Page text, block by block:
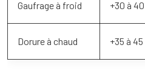
Gaufrage à froid +30 à
Dorure à chaud +35 à